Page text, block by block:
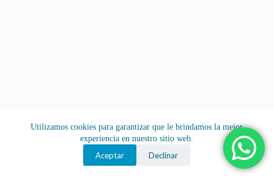
Utilizamos cookies para garantizar que le brindamos la mejor
experiencia en nuestro sitio web.
Aceptar Declinar